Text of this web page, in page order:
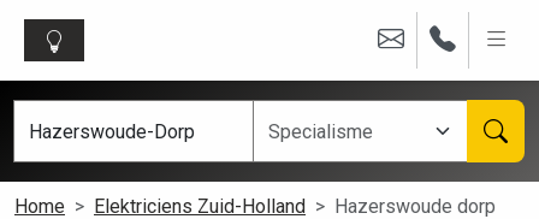
Home Elektriciens Zuid-Holland Hazerswoude dorp